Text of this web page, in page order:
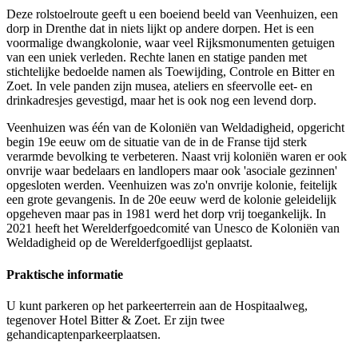
Deze rolstoelroute geeft u een boeiend beeld van Veenhuizen, een
dorp in Drenthe dat in niets lijkt op andere dorpen. Het is een
voormalige dwangkolonie, waar veel Rijksmonumenten getuigen
van een uniek verleden. Rechte lanen en statige panden met
stichtelijke bedoelde namen als Toewijding, Controle en Bitter en
Zoet. In vele panden zijn musea, ateliers en sfeervolle eet- en
drinkadresjes gevestigd, maar het is ook nog een levend dorp.
Veenhuizen was één van de Koloniën van Weldadigheid, opgericht
begin 19e eeuw om de situatie van de in de Franse tijd sterk
verarmde bevolking te verbeteren. Naast vrij koloniën waren er ook
onvrije waar bedelaars en landlopers maar ook 'asociale gezinnen'
opgesloten werden. Veenhuizen was zo'n onvrije kolonie, feitelijk
een grote gevangenis. In de 20e eeuw werd de kolonie geleidelijk
opgeheven maar pas in 1981 werd het dorp vrij toegankelijk. In
2021 heeft het Werelderfgoedcomité van Unesco de Koloniën van
Weldadigheid op de Werelderfgoedlijst geplaatst.
Praktische informatie
U kunt parkeren op het parkeerterrein aan de Hospitaalweg,
tegenover Hotel Bitter & Zoet. Er zijn twee
gehandicaptenparkeerplaatsen.